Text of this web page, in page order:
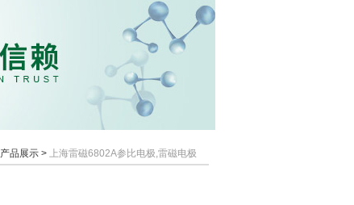
产品展示 > 上海雷磁6802A参比电极,雷磁电极